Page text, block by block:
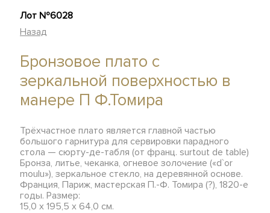
Лот №6028
Назад
Бронзовое плато с
зеркальной поверхностью в
манере П Ф.Томира
Трёхчастное плато является главной частью
большого гарнитура для сервировки парадного
стола — сюрту-де-табля (от франц. surtout de table)
Бронза, литье, чеканка, огневое золочение («d`or
moulu»), зеркальное стекло, на деревянной основе.
Франция, Париж, мастерская П.-Ф. Томира (?), 1820-е
годы. Размер:
15,0 х 195,5 х 64,0 см.